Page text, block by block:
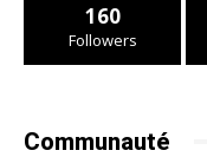
160
Followers
Communauté